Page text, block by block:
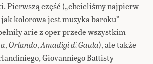
Pierwszą część („chcieliśmy najpierw
kolorowa jest muzyka baroku” –
arie z oper przede wszystkim
,Orlando,Amadigi di Gaula), ale także
Giovanniego Battisty